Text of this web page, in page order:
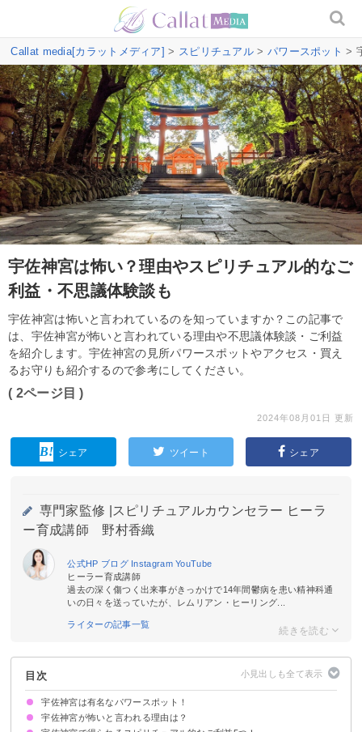
Callat media[カラットメディア] > スピリチュアル > パワースポット >
宇佐神宮は怖い？理由やスピリチュアル的なご
利益・不思議体験談も
宇佐神宮は怖いと言われているのを知っていますか？この記事で
は、宇佐神宮が怖いと言われている理由や不思議体験談・ご利益
を紹介します。宇佐神宮の見所パワースポットやアクセス・買え
るお守りも紹介するので参考にしてください。
( 2ページ目 )
2024年08月01日 更新
シェア ツイート シェア
専門家監修 |
スピリチュアルカウンセラー ヒーラ
ー育成講師 野村香織
公式HP ブログ InstagramYouTube
ヒーラー育成講師
過去の深く傷つく出来事がきっかけで14年間鬱病を患い精神科通
いの日々を送っていたが、レムリアン・ヒーリング...
ライターの記事一覧
目次
宇佐神宮は有名なパワースポット！
宇佐神宮が怖いと言われる理由は？